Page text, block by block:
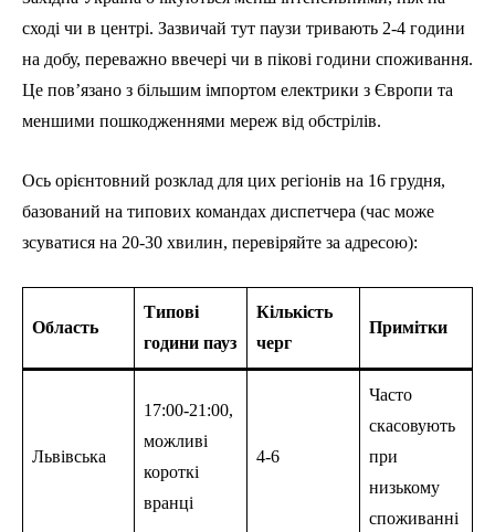
сході чи в центрі. Зазвичай тут паузи тривають 2-4 години
на добу, переважно ввечері чи в пікові години споживання.
Це пов’язано з більшим імпортом електрики з Європи та
меншими пошкодженнями мереж від обстрілів.
Ось орієнтовний розклад для цих регіонів на 16 грудня,
базований на типових командах диспетчера (час може
зсуватися на 20-30 хвилин, перевіряйте за адресою):
Область
Типові
години пауз
Кількість
черг
Примітки
Львівська
17:00-21:00,
можливі
короткі
вранці
4-6
Часто
скасовують
при
низькому
споживанні